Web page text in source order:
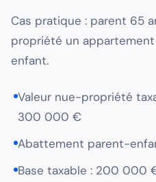
Cas pratique : parent 65
propriété un
enfant.
Valeur nue-propriété
300 000 €
Abattement parent-
Base taxable : 200 000